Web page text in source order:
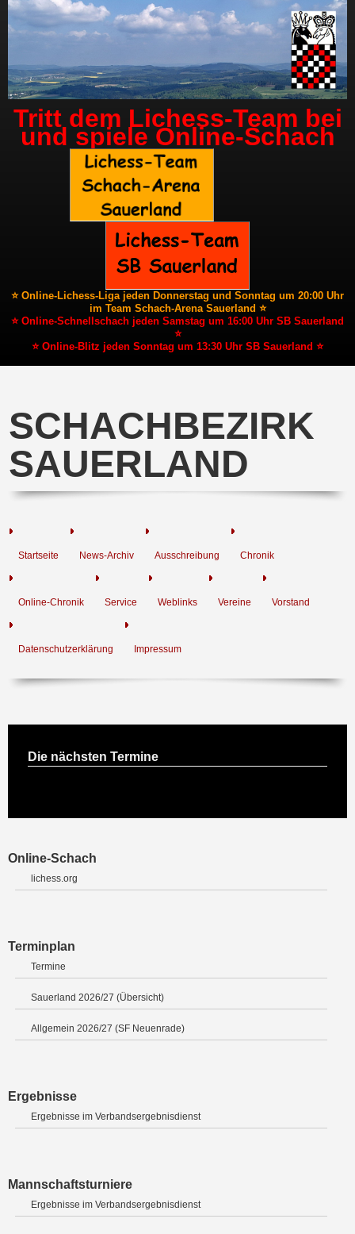
Tritt dem Lichess-Team bei
und spiele Online-Schach
⭐ Online-Lichess-Liga jeden Donnerstag und Sonntag um 20:00 Uhr
im Team Schach-Arena Sauerland ⭐
⭐ Online-Schnellschach jeden Samstag um 16:00 Uhr SB Sauerland
⭐
⭐ Online-Blitz jeden Sonntag um 13:30 Uhr SB Sauerland ⭐
SCHACHBEZIRK
SAUERLAND
Startseite News-Archiv Ausschreibung Chronik
Online-Chronik Service Weblinks Vereine Vorstand
Datenschutzerklärung Impressum
Die nächsten Termine
Online-Schach
lichess.org
Terminplan
Termine
Sauerland 2026/27 (Übersicht)
Allgemein 2026/27 (SF Neuenrade)
Ergebnisse
Ergebnisse im Verbandsergebnisdienst
Mannschaftsturniere
Ergebnisse im Verbandsergebnisdienst